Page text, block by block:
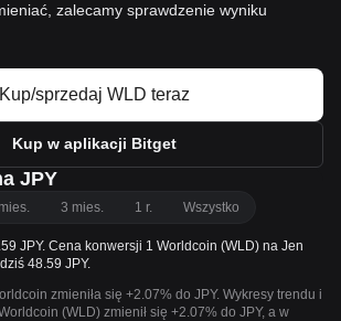
zalecamy sprawdzenie wyniku
Kup/sprzedaj WLD teraz
Kup w aplikacji Bitget
JPY
3 mies. 1 r. Wszystko
JPY. Cena konwersji 1 Worldcoin (WLD) na Jen
48.59 JPY.
zmieniła się +2.07% do JPY. Wykresy trendu i
(WLD) zmienił się +2.07% do JPY, a w